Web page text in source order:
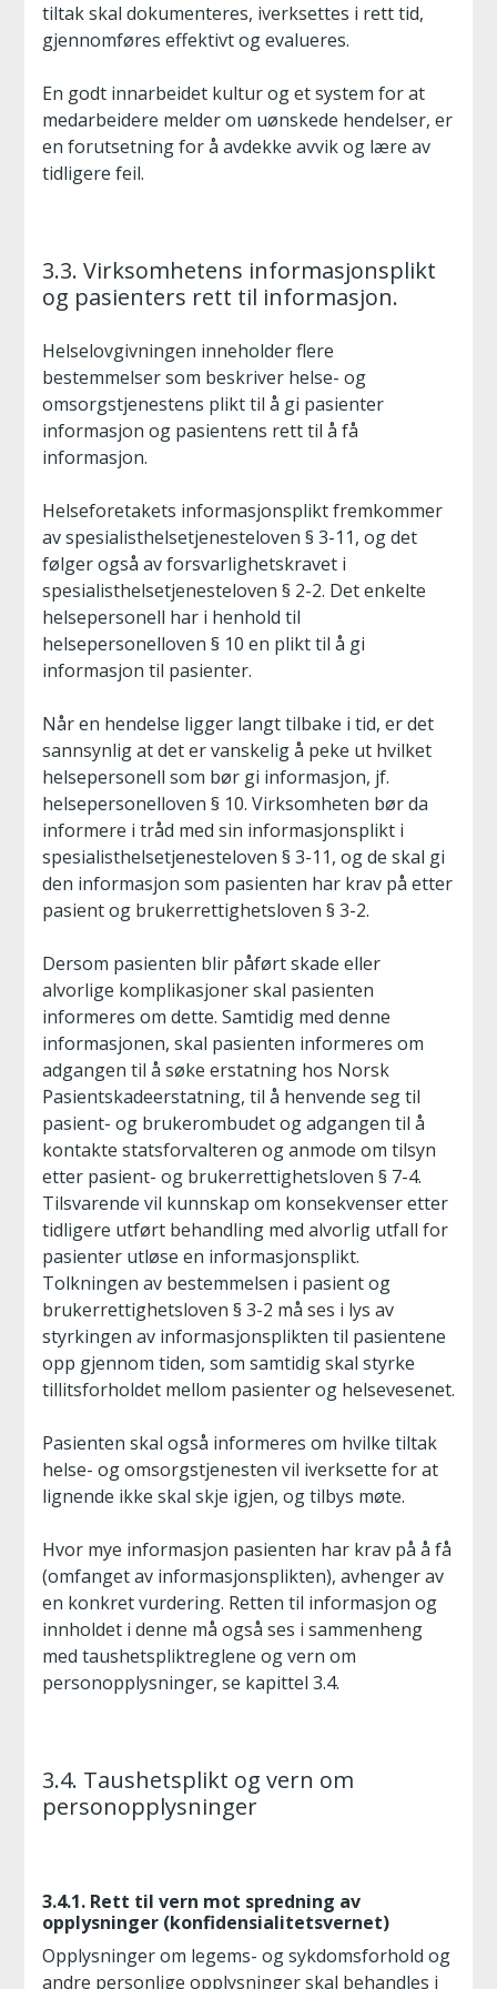
tiltak skal dokumenteres, iverksettes i rett tid,
gjennomføres effektivt og evalueres.
En godt innarbeidet kultur og et system for at
medarbeidere melder om uønskede hendelser, er
en forutsetning for å avdekke avvik og lære av
tidligere feil.
3.3. Virksomhetens informasjonsplikt
og pasienters rett til informasjon.
Helselovgivningen inneholder flere
bestemmelser som beskriver helse- og
omsorgstjenestens plikt til å gi pasienter
informasjon og pasientens rett til å få
informasjon.
Helseforetakets informasjonsplikt fremkommer
av spesialisthelsetjenesteloven § 3-11, og det
følger også av forsvarlighetskravet i
spesialisthelsetjenesteloven § 2-2. Det enkelte
helsepersonell har i henhold til
helsepersonelloven § 10 en plikt til å gi
informasjon til pasienter.
Når en hendelse ligger langt tilbake i tid, er det
sannsynlig at det er vanskelig å peke ut hvilket
helsepersonell som bør gi informasjon, jf.
helsepersonelloven § 10. Virksomheten bør da
informere i tråd med sin informasjonsplikt i
spesialisthelsetjenesteloven § 3-11, og de skal gi
den informasjon som pasienten har krav på etter
pasient og brukerrettighetsloven § 3-2.
Dersom pasienten blir påført skade eller
alvorlige komplikasjoner skal pasienten
informeres om dette. Samtidig med denne
informasjonen, skal pasienten informeres om
adgangen til å søke erstatning hos Norsk
Pasientskadeerstatning, til å henvende seg til
pasient- og brukerombudet og adgangen til å
kontakte statsforvalteren og anmode om tilsyn
etter pasient- og brukerrettighetsloven § 7-4.
Tilsvarende vil kunnskap om konsekvenser etter
tidligere utført behandling med alvorlig utfall for
pasienter utløse en informasjonsplikt.
Tolkningen av bestemmelsen i pasient og
brukerrettighetsloven § 3-2 må ses i lys av
styrkingen av informasjonsplikten til pasientene
opp gjennom tiden, som samtidig skal styrke
tillitsforholdet mellom pasienter og helsevesenet.
Pasienten skal også informeres om hvilke tiltak
helse- og omsorgstjenesten vil iverksette for at
lignende ikke skal skje igjen, og tilbys møte.
Hvor mye informasjon pasienten har krav på å få
(omfanget av informasjonsplikten), avhenger av
en konkret vurdering. Retten til informasjon og
innholdet i denne må også ses i sammenheng
med taushetspliktreglene og vern om
personopplysninger, se kapittel 3.4.
3.4. Taushetsplikt og vern om
personopplysninger
3.4.1. Rett til vern mot spredning av
opplysninger (konfidensialitetsvernet)
Opplysninger om legems- og sykdomsforhold og
andre personlige opplysninger skal behandles i